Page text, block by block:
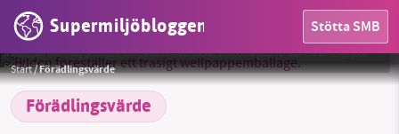
Supermiljöbloggen Stötta SMB
HEM
OMRÅDEN
Start/Förädlingsvärde
Förädlingsvärde
Wellpappen är ömtålig och måste kompletteras med mycket dämpande plast för att klara ömtåligt gods.
Foto: Leif Öster